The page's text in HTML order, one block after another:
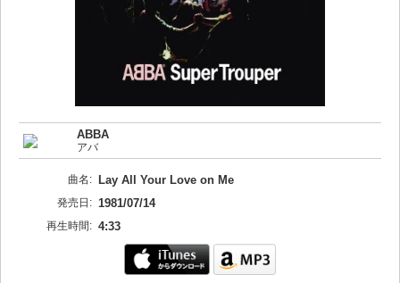
ABBA
アバ
曲名: Lay All Your Love on Me
発売日: 1981/07/14
再生時間: 4:33